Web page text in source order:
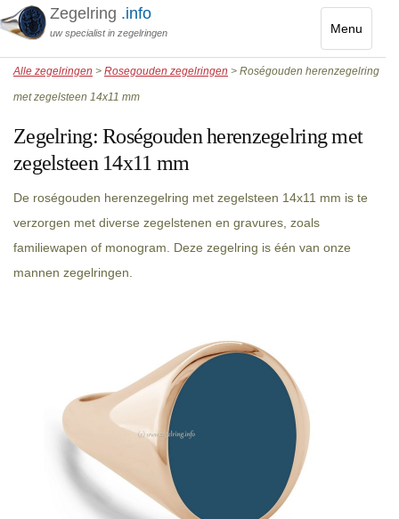
Menu
Toggle
Zegelring .info
uw specialist in zegelringen
Alle zegelringen > Rosegouden zegelringen > Roségouden herenzegelring
met zegelsteen 14x11 mm
Zegelring:Roségouden herenzegelring met
zegelsteen 14x11 mm
De roségouden herenzegelring met zegelsteen 14x11 mm is te
verzorgen met diverse zegelstenen en gravures, zoals
familiewapen of monogram. Deze zegelring is één van onze
mannen zegelringen.